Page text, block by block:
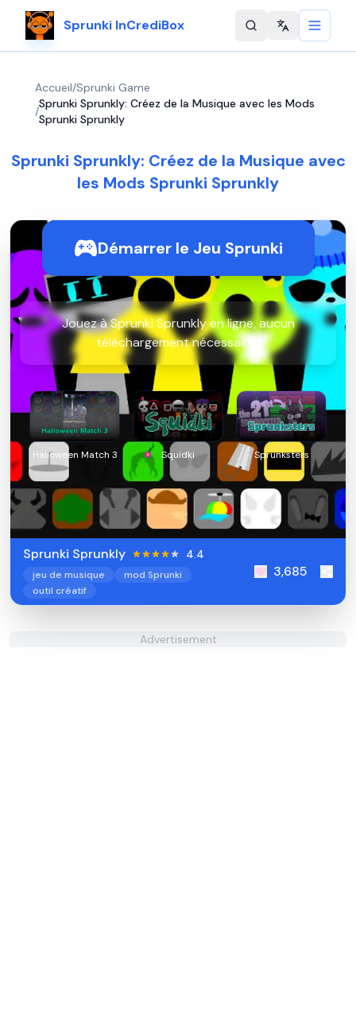
Sprunki InCrediBox Change
Accueil/Sprunki Game
/
Sprunki Sprunkly: Créez de la Musique avec les Mods
Sprunki Sprunkly
Sprunki Sprunkly: Créez de la Musique avec
les Mods Sprunki Sprunkly
Démarrer le Jeu Sprunki
Jouez à Sprunki Sprunkly en ligne, aucun
téléchargement nécessaire !
Halloween Match 3 Squidki Sprunksters
Sprunki Sprunkly 4.4
jeu de musique
mod Sprunki
outil créatif
3,685
Advertisement